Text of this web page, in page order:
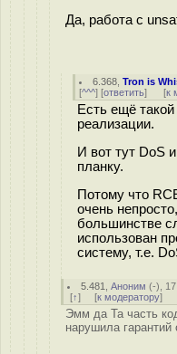
Да, работа с
6.368 ,Tron is
[^^^] [ответить] [к
Есть ещё такой
реализации.
И вот тут DoS
планку.
Потому что
очень
большинстве
использован
систему, т.е.
5.481 ,Аноним (-),
[↑] [к модератору]
Эмм да Та часть
нарушила